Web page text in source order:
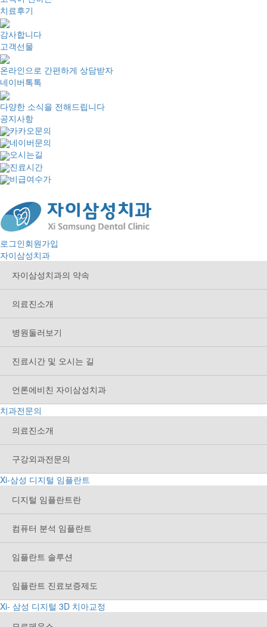
치료후기
감사합니다
고객선물
온라인으로 간편하게 상담받자
네이버톡톡
다양한 소식을 전해드립니다
공지사항
카카오문의
네이버문의
오시는길
진료시간
비급여수가
로그인회원가입
자이삼성치과
자이삼성치과의 약속
의료진소개
병원둘러보기
진료시간 및 오시는 길
언론에비친 자이삼성치과
치과전문의
의료진소개
구강외과전문의
Xi-삼성 디지털 임플란트
디지털 임플란트란
컴퓨터 분석 임플란트
임플란트 솔루션
임플란트 진료보증제도
Xi- 삼성 디지털 3D 치아교정